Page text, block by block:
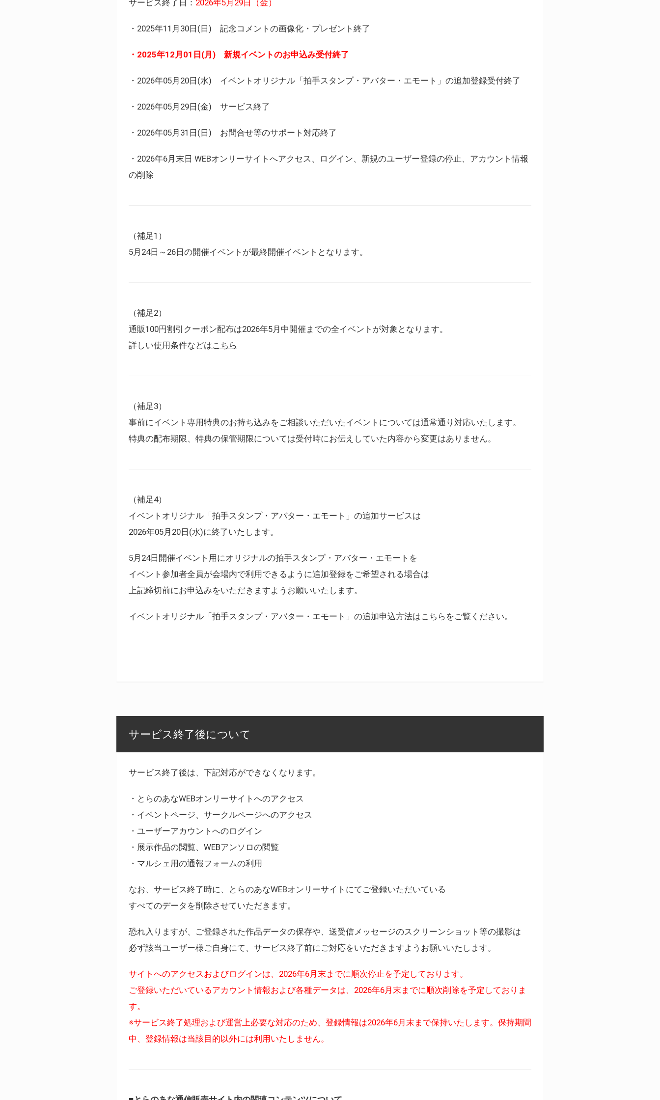
サービス終了日： 2026年5月29日（金）
・2025年11月30日(日) 記念コメントの画像化・プレゼント終了
・2025年12月01日(月) 新規イベントのお申込み受付終了
・2026年05月20日(水) イベントオリジナル「拍手スタンプ・アバター・エモート」の追加登録受付終了
・2026年05月29日(金) サービス終了
・2026年05月31日(日) お問合せ等のサポート対応終了
・2026年6月末日 WEBオンリーサイトへアクセス、ログイン、新規のユーザー登録の停止、アカウント情報
の削除
（補足1）
5月24日～26日の開催イベントが最終開催イベントとなります。
（補足2）
通販100円割引クーポン配布は2026年5月中開催までの全イベントが対象となります。
詳しい使用条件などはこちら
（補足3）
事前にイベント専用特典のお持ち込みをご相談いただいたイベントについては通常通り対応いたします。
特典の配布期限、特典の保管期限については受付時にお伝えしていた内容から変更はありません。
（補足4）
イベントオリジナル「拍手スタンプ・アバター・エモート」の追加サービスは
2026年05月20日(水)に終了いたします。
5月24日開催イベント用にオリジナルの拍手スタンプ・アバター・エモートを
イベント参加者全員が会場内で利用できるように追加登録をご希望される場合は
上記締切前にお申込みをいただきますようお願いいたします。
イベントオリジナル「拍手スタンプ・アバター・エモート」の追加申込方法はこちら をご覧ください。
サービス終了後について
サービス終了後は、下記対応ができなくなります。
・とらのあなWEBオンリーサイトへのアクセス
・イベントページ、サークルページへのアクセス
・ユーザーアカウントへのログイン
・展示作品の閲覧、WEBアンソロの閲覧
・マルシェ用の通報フォームの利用
なお、サービス終了時に、とらのあなWEBオンリーサイトにてご登録いただいている
すべてのデータを削除させていただきます。
恐れ入りますが、ご登録された作品データの保存や、送受信メッセージのスクリーンショット等の撮影は
必ず該当ユーザー様ご自身にて、サービス終了前にご対応をいただきますようお願いいたします。
サイトへのアクセスおよびログインは、2026年6月末までに順次停止を予定しております。
ご登録いただいているアカウント情報および各種データは、2026年6月末までに順次削除を予定しておりま
す。
※サービス終了処理および運営上必要な対応のため、登録情報は2026年6月末まで保持いたします。保持期間
中、登録情報は当該目的以外には利用いたしません。